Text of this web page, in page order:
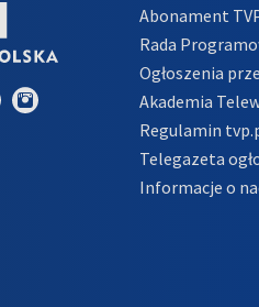
Abonament
Rada
Ogłoszenia
Akademia
Regulamin
Telegazeta
Informacje o